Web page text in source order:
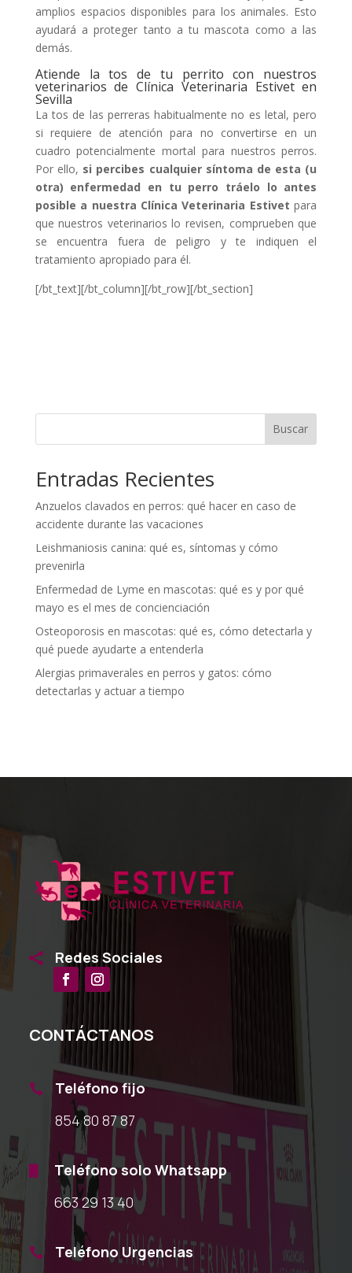
amplios espacios disponibles para los animales. Esto
ayudará a proteger tanto a tu mascota como a las
demás.
Atiende la tos de tu perrito con nuestros
veterinarios de Clínica Veterinaria Estivet en
Sevilla
La tos de las perreras habitualmente no es letal, pero
si requiere de atención para no convertirse en un
cuadro potencialmente mortal para nuestros perros.
Por ello, si percibes cualquier síntoma de esta (u
otra) enfermedad en tu perro tráelo lo antes
posible a nuestra Clínica Veterinaria Estivet para
que nuestros veterinarios lo revisen, comprueben que
se encuentra fuera de peligro y te indiquen el
tratamiento apropiado para él.
[/bt_text][/bt_column][/bt_row][/bt_section]
Buscar
Entradas Recientes
Anzuelos clavados en perros: qué hacer en caso de
accidente durante las vacaciones
Leishmaniosis canina: qué es, síntomas y cómo
prevenirla
Enfermedad de Lyme en mascotas: qué es y por qué
mayo es el mes de concienciación
Osteoporosis en mascotas: qué es, cómo detectarla y
qué puede ayudarte a entenderla
Alergias primaverales en perros y gatos: cómo
detectarlas y actuar a tiempo
 Redes Sociales
CONTÁCTANOS

Teléfono fijo
854 80 87 87
Teléfono solo Whatsapp
663 29 13 40

Teléfono Urgencias